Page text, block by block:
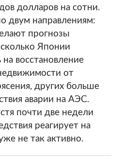
долларов на сотни.
двум направлениям:
прогнозы
Японии
восстановление
от
других больше
аварии на АЭС.
почти две недели
реагирует на
не так активно.